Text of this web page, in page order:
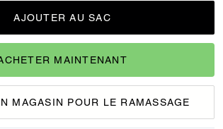
AJOUTER AU SAC
MAINTENANT
MAGASIN POUR LE RAMASSAGE